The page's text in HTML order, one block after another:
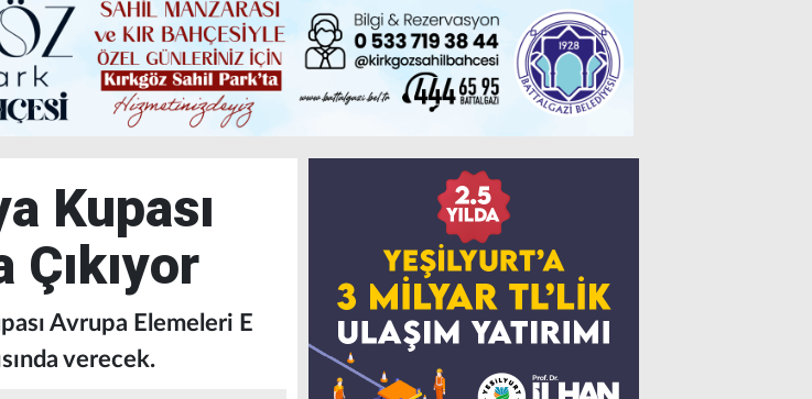
Kupası
Avrupa Elemeleri E
verecek.